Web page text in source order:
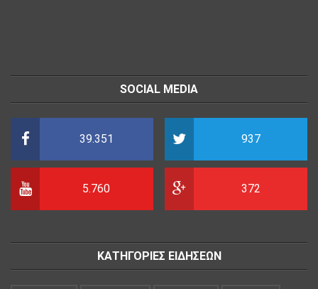
SOCIAL MEDIA
39.351 937
5.760 372
ΚΑΤΗΓΟΡΙΕΣ ΕΙΔΗΣΕΩΝ